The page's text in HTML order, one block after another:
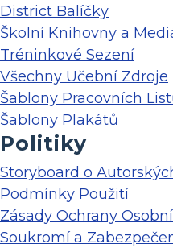
District Balíčky
Školní Knihovny a
Tréninkové Sezení
Všechny Učební Zdroje
Šablony Pracovních
Šablony Plakátů
Politiky
Storyboard o
Podmínky Použití
Zásady Ochrany
Soukromí a